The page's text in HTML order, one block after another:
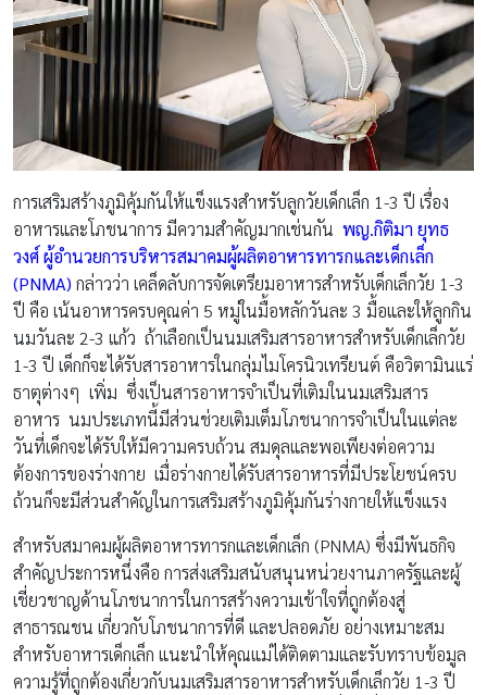
การเสริมสร้างภูมิคุ้มกันให้แข็งแรงสำหรับลูกวัยเด็กเล็ก 1-3 ปี เรื่อง
อาหารและโภชนาการ มีความสำคัญมากเช่นกัน พญ.กิติมา ยุทธ
วงศ์ ผู้อำนวยการบริหารสมาคมผู้ผลิตอาหารทารกและเด็กเล็ก
(PNMA) กล่าวว่า เคล็ดลับการจัดเตรียมอาหารสำหรับเด็กเล็กวัย 1-3
ปี คือ เน้นอาหารครบคุณค่า 5 หมู่ในมื้อหลักวันละ 3 มื้อและให้ลูกกิน
นมวันละ 2-3 แก้ว ถ้าเลือกเป็นนมเสริมสารอาหารสำหรับเด็กเล็กวัย
1-3 ปี เด็กก็จะได้รับสารอาหารในกลุ่มไมโครนิวเทรียนต์ คือวิตามินแร่
ธาตุต่างๆ เพิ่ม ซึ่งเป็นสารอาหารจำเป็นที่เติมในนมเสริมสาร
อาหาร นมประเภทนี้มีส่วนช่วยเติมเต็มโภชนาการจำเป็นในแต่ละ
วันที่เด็กจะได้รับให้มีความครบถ้วน สมดุลและพอเพียงต่อความ
ต้องการของร่างกาย เมื่อร่างกายได้รับสารอาหารที่มีประโยชน์ครบ
ถ้วนก็จะมีส่วนสำคัญในการเสริมสร้างภูมิคุ้มกันร่างกายให้แข็งแรง
สำหรับสมาคมผู้ผลิตอาหารทารกและเด็กเล็ก (PNMA) ซึ่งมีพันธกิจ
สำคัญประการหนึ่งคือ การส่งเสริมสนับสนุนหน่วยงานภาครัฐและผู้
เชี่ยวชาญด้านโภชนาการในการสร้างความเข้าใจที่ถูกต้องสู่
สาธารณชน เกี่ยวกับโภชนาการที่ดี และปลอดภัย อย่างเหมาะสม
สำหรับอาหารเด็กเล็ก แนะนำให้คุณแม่ได้ติดตามและรับทราบข้อมูล
ความรู้ที่ถูกต้องเกี่ยวกับนมเสริมสารอาหารสำหรับเด็กเล็กวัย 1-3 ปี